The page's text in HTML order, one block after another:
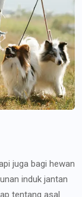
juga bagi hewan
induk jantan
tentang asal